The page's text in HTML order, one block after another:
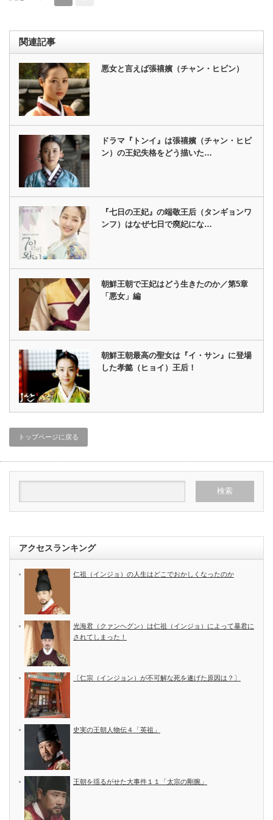
関連記事
悪女と言えば張禧嬪（チャン・ヒビン）
ドラマ『トンイ』は張禧嬪（チャン・ヒビ
ン）の王妃失格をどう描いた…
『七日の王妃』の端敬王后（タンギョンワ
ンフ）はなぜ七日で廃妃にな…
朝鮮王朝で王妃はどう生きたのか／第5章
「悪女」編
朝鮮王朝最高の聖女は『イ・サン』に登場
した孝懿（ヒョイ）王后！
トップページに戻る
アクセスランキング
仁祖（インジョ）の人生はどこでおかしくなったのか
光海君（クァンヘグン）は仁祖（インジョ）によって暴君に
されてしまった！
〔仁宗（インジョン）が不可解な死を遂げた原因は？〕
史実の王朝人物伝４「英祖」
王朝を揺るがせた大事件１１「太宗の剛腕」